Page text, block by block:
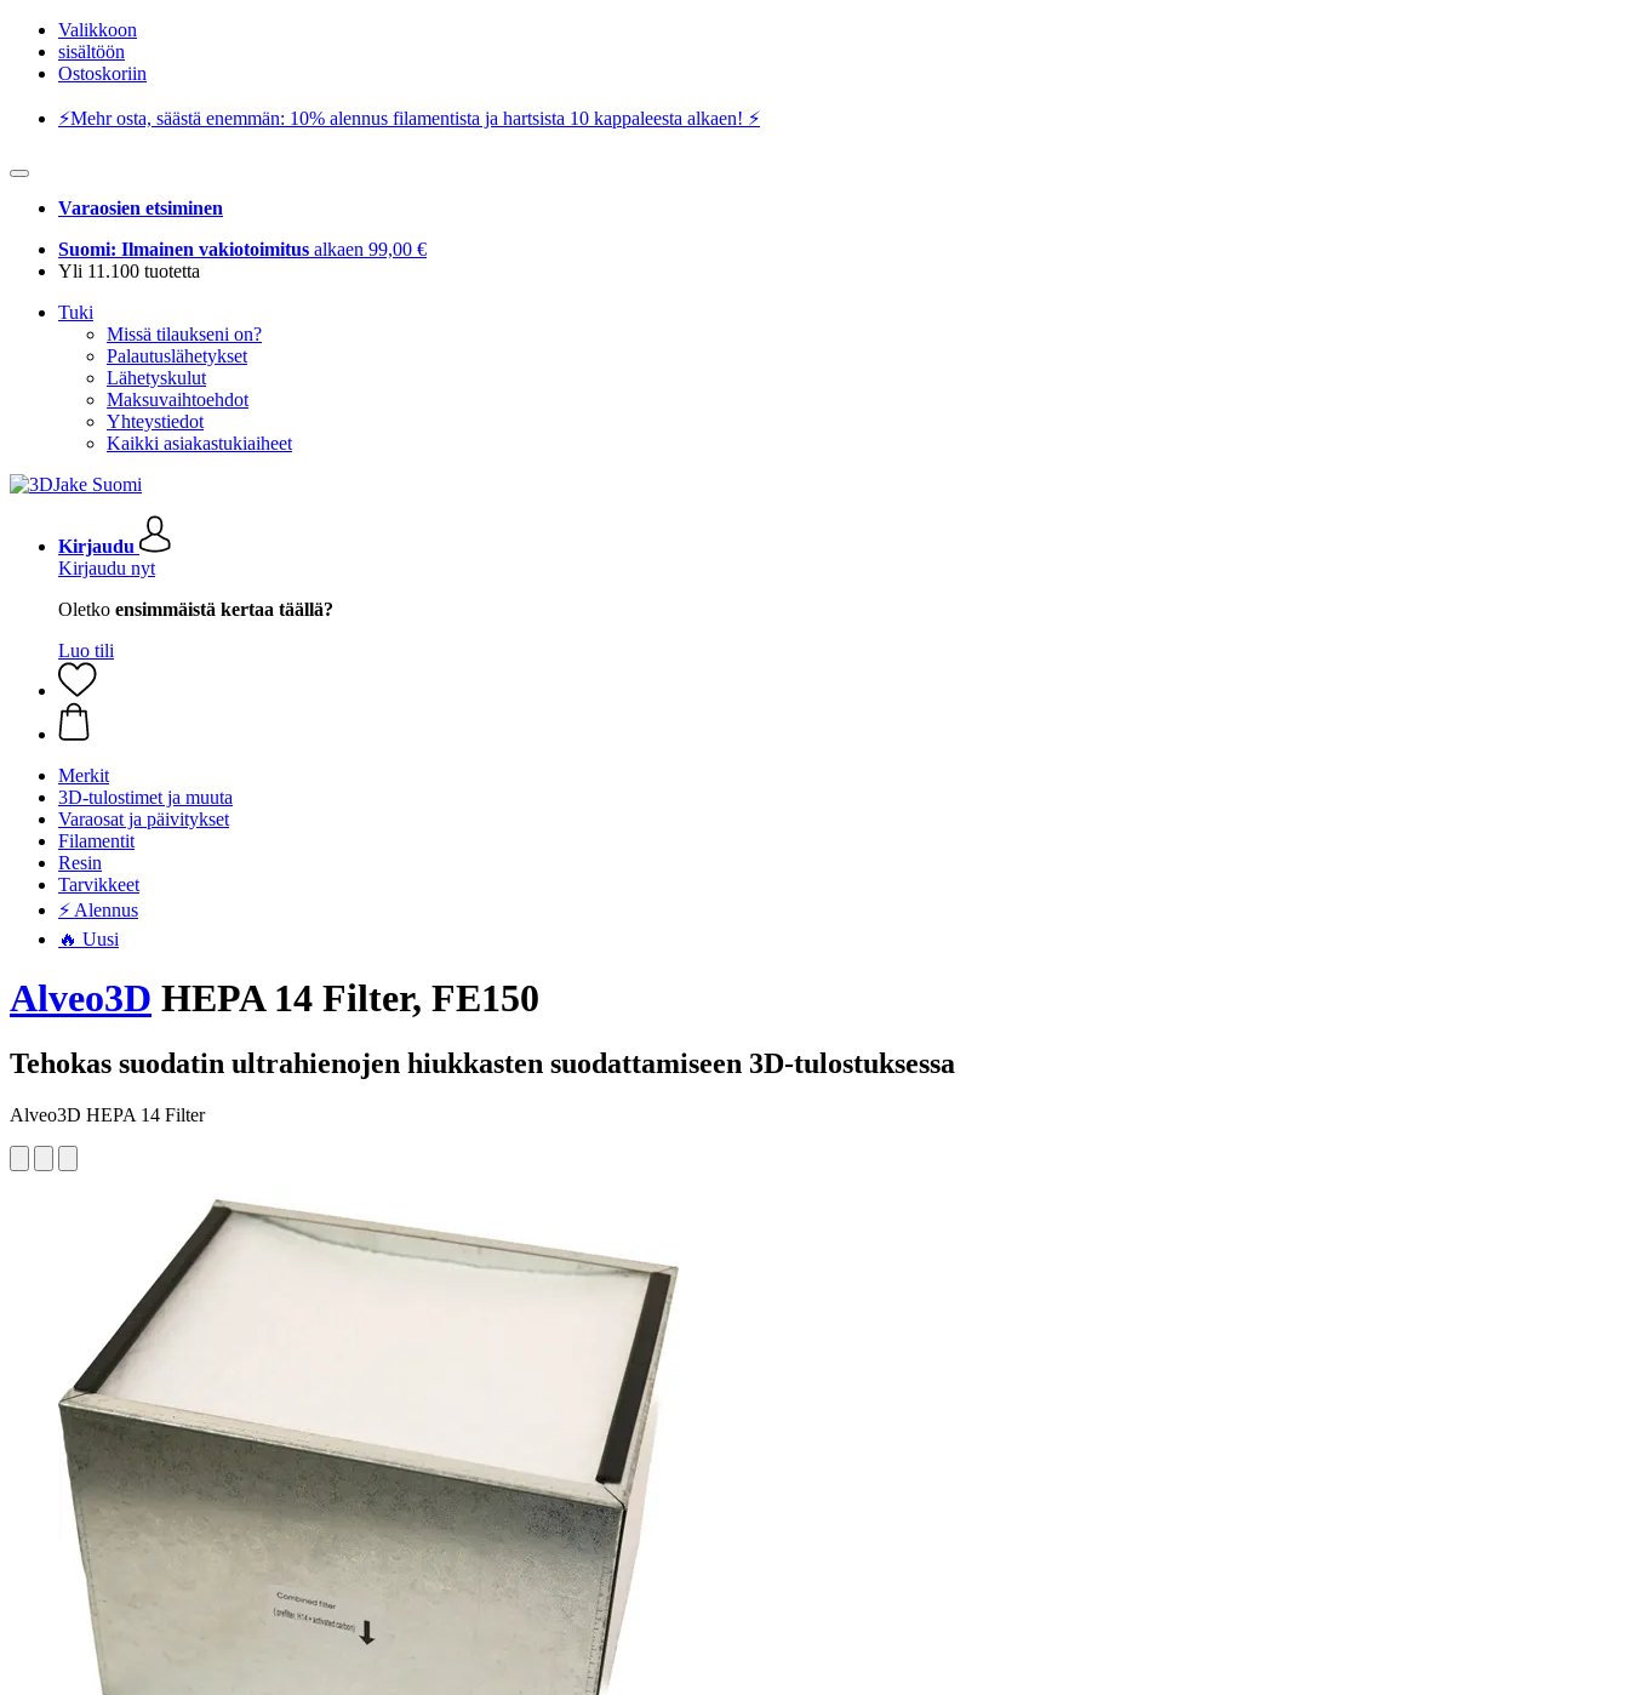
Valikkoon
sisältöön
Ostoskoriin
⚡️Mehr osta, säästä enemmän: 10% alennus filamentista ja hartsista 10 kappaleesta alkaen! ⚡️
Varaosien etsiminen
Suomi: Ilmainen vakiotoimitus alkaen 99,00 €
Yli 11.100 tuotetta
Tuki
Missä tilaukseni on?
Palautuslähetykset
Lähetyskulut
Maksuvaihtoehdot
Yhteystiedot
Kaikki asiakastukiaiheet
Kirjaudu
Kirjaudu nyt
Oletko ensimmäistä kertaa täällä?
Luo tili
Merkit
3D-tulostimet ja muuta
Varaosat ja päivitykset
Filamentit
Resin
Tarvikkeet
⚡ Alennus
🔥 Uusi
Alveo3D HEPA 14 Filter, FE150
Tehokas suodatin ultrahienojen hiukkasten suodattamiseen 3D-tulostuksessa
Alveo3D HEPA 14 Filter